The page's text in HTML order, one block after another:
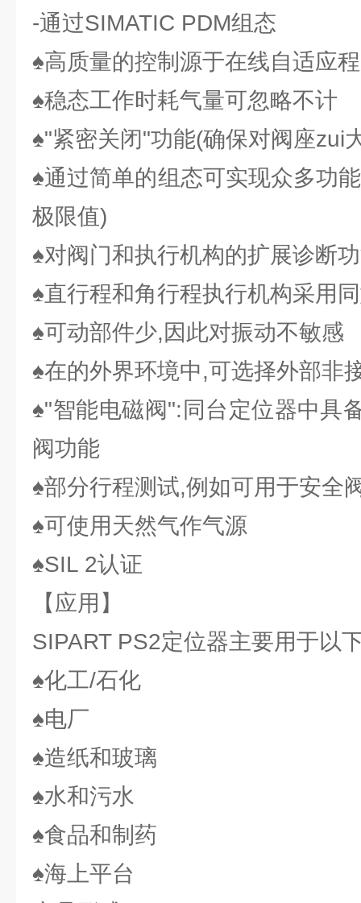
-通过SIMATIC PDM组态
♠高质量的控制源于在线自适应
♠稳态工作时耗气量可忽略不计
♠"紧密关闭"功能(确保对阀座zui
♠通过简单的组态可实现众多功
极限值)
♠对阀门和执行机构的扩展诊断
♠直行程和角行程执行机构采用
♠可动部件少,因此对振动不敏感
♠在的外界环境中,可选择外部非
♠"智能电磁阀":同台定位器中具
阀功能
♠部分行程测试,例如可用于安全
♠可使用天然气作气源
♠SIL 2认证
【应用】
SIPART PS2定位器主要用于以
♠化工/石化
♠电厂
♠造纸和玻璃
♠水和污水
♠食品和制药
♠海上平台